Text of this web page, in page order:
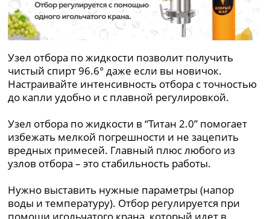
Узел отбора по жидкости позволит получить
чистый спирт 96.6° даже если вы новичок.
Настраивайте интенсивность отбора с точностью
до капли удобно и с плавной регулировкой.
Узел отбора по жидкости в “Титан 2.0” помогает
избежать мелкой погрешности и не зацепить
вредных примесей. Главный плюс любого из
узлов отбора – это стабильность работы.
Нужно выставить нужные параметры (напор
воды и температуру). Отбор регулируется при
помощи игольчатого крана, который идет в